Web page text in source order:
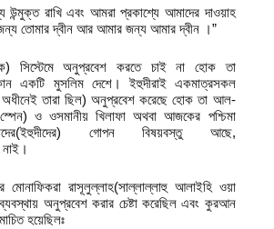
উন্মুক্ত রাখি এবং আমরা প্রকাশ্যে আমাদের দাওয়াহ
তোমার দ্বীন আর আমার জন্য আমার দ্বীন ।”
সিস্টেমে অনুপ্রবেশ করতে চাই না হোক তা
একটি মুসলিম দেশে। ইহুদীরাই একমাত্রসকল
অধীনেই তারা ছিল) অনুপ্রবেশ করেছে হোক তা আল-
ও ওসমানীয় খিলাফা অথবা আজকের পশ্চিমা
গোপন বিষয়বস্তু আছে,
রাসূলুল্লাহ(সাল্লাল্লাহু আলাইহি ওয়া
অনুপ্রবেশ করার চেষ্টা করেছিল এবং কুরআন
হয়েছিলঃ